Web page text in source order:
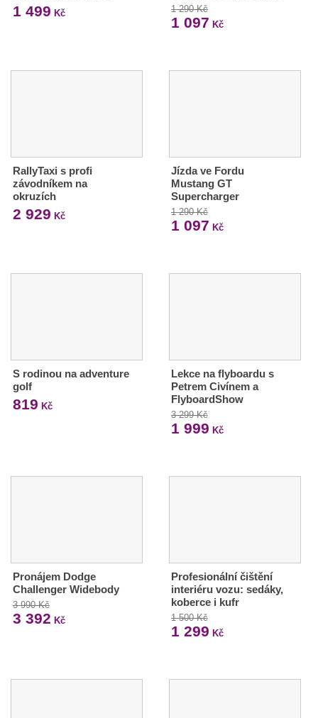
1 499 Kč 1 290 Kč
1 097 Kč
RallyTaxi s profi
závodníkem na
okruzích
2 929 Kč
Jízda ve Fordu
Mustang GT
Supercharger
1 290 Kč
1 097 Kč
S rodinou na adventure
golf
819 Kč
Lekce na flyboardu s
Petrem Civínem a
FlyboardShow
3 299 Kč
1 999 Kč
Pronájem Dodge
Challenger Widebody
3 990 Kč
3 392 Kč
Profesionální čištění
interiéru vozu: sedáky,
koberce i kufr
1 500 Kč
1 299 Kč